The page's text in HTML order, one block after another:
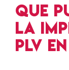
Que
la
PLV